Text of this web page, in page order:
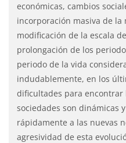
económicas, cambios
incorporación masiva de
modificación de la escala
prolongación de los
periodo de la vida
indudablemente, en los
dificultades para encontrar
sociedades son dinámicas
rápidamente a las nuevas
agresividad de esta